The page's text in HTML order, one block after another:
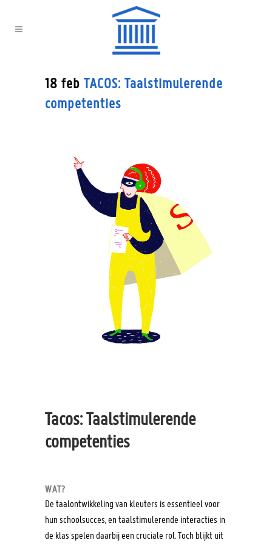
18 feb TACOS: Taalstimulerende
competenties
Tacos: Taalstimulerende
competenties
WAT?
De taalontwikkeling van kleuters is essentieel voor
hun schoolsucces, en taalstimulerende interacties in
de klas spelen daarbij een cruciale rol. Toch blijkt uit